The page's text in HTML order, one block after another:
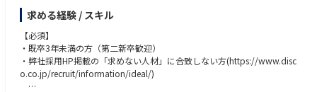
【アプリケーション大学とは？】
入社後、まず配属されるのは「アプリケーション大学（AP大）」という部
署。
ここでは「自分は何に興味があるのか」「どんな仕事に向いているか」を
見極めるために、複数の部署で実際の業務を経験します。
例えば、興味のある部署に自らアポを取り、業務を請け負い、実際にチー
ムの一員として働いてみる。
求める経験 / スキル
【必須】
・既卒3年未満の方（第二新卒歓迎）
・弊社採用HP掲載の「求めない人材」に合致しない方(https://www.disc
o.co.jp/recruit/information/ideal/)